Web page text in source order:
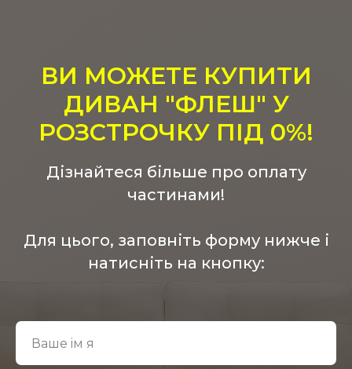
ВИ МОЖЕТЕ КУПИТИ
ДИВАН "ФЛЕШ" У
РОЗСТРОЧКУ ПІД 0%!
Дізнайтеся більше про оплату
частинами!
Для цього, заповніть форму нижче і
натисніть на кнопку: